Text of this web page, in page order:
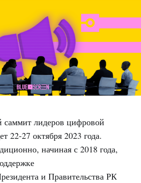
саммит лидеров цифровой
22-27 октября 2023 года.
начиная с 2018 года,
и Правительства РК